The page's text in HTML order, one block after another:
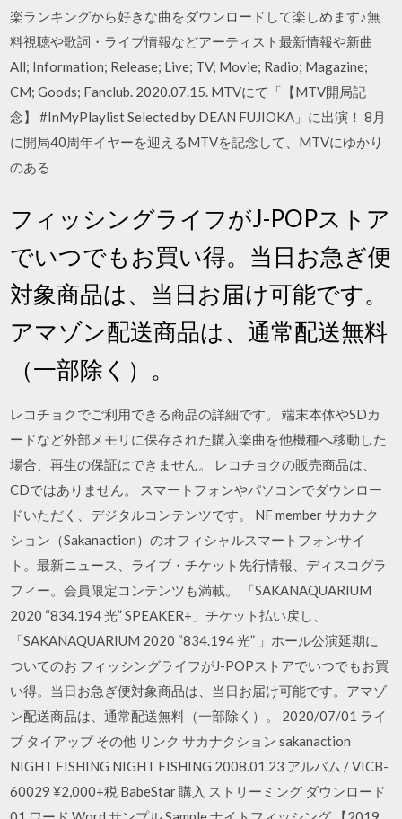
楽ランキングから好きな曲をダウンロードして楽しめます♪無
料視聴や歌詞・ライブ情報などアーティスト最新情報や新曲
All; Information; Release; Live; TV; Movie; Radio; Magazine;
CM; Goods; Fanclub. 2020.07.15. MTVにて「【MTV開局記
念】 #InMyPlaylist Selected by DEAN FUJIOKA」に出演！ 8月
に開局40周年イヤーを迎えるMTVを記念して、MTVにゆかり
のある
フィッシングライフがJ-POPストア
でいつでもお買い得。当日お急ぎ便
対象商品は、当日お届け可能です。
アマゾン配送商品は、通常配送無料
（一部除く）。
レコチョクでご利用できる商品の詳細です。 端末本体やSDカ
ードなど外部メモリに保存された購入楽曲を他機種へ移動した
場合、再生の保証はできません。 レコチョクの販売商品は、
CDではありません。 スマートフォンやパソコンでダウンロー
ドいただく、デジタルコンテンツです。 NF member サカナク
ション（Sakanaction）のオフィシャルスマートフォンサイ
ト。最新ニュース、ライブ・チケット先行情報、ディスコグラ
フィー。会員限定コンテンツも満載。 「SAKANAQUARIUM
2020 “834.194 光” SPEAKER+」チケット払い戻し、
「SAKANAQUARIUM 2020 “834.194 光” 」ホール公演延期に
ついてのお フィッシングライフがJ-POPストアでいつでもお買
い得。当日お急ぎ便対象商品は、当日お届け可能です。アマゾ
ン配送商品は、通常配送無料（一部除く）。 2020/07/01 ライ
ブ タイアップ その他 リンク サカナクション sakanaction
NIGHT FISHING NIGHT FISHING 2008.01.23 アルバム / VICB-
60029 ¥2,000+税 BabeStar 購入 ストリーミング ダウンロード